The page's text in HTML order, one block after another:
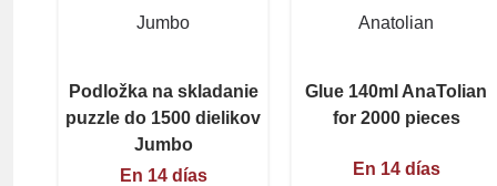
Jumbo
Podložka na skladanie
puzzle do 1500 dielikov
Jumbo
En 14 días
Anatolian
Glue 140ml AnaTolian
for 2000 pieces
En 14 días